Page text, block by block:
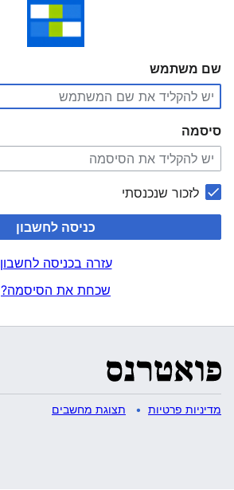
שם משתמש
סיסמה
לזכור שנכנסתי
כניסה לחשבון
עזרה בכניסה לחשבון
שכחת את הסיסמה?
מדיניות פרטיות תצוגת מחשבים